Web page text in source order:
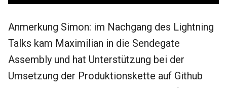
Anmerkung Simon: im Nachgang des Lightning
Talks kam Maximilian in die Sendegate
Assembly und hat Unterstützung bei der
Umsetzung der Produktionskette auf Github